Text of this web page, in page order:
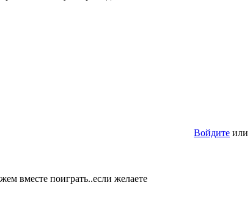
Войдите или
вместе поиграть..если желаете